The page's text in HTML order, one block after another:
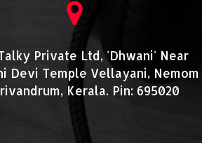
Private Ltd, 'Dhwani' Near
Devi Temple Vellayani, Nemom
Kerala. Pin: 695020